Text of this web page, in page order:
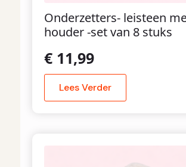
Onderzetters- leisteen
houder -set van 8 stuks
€ 11,99
Lees Verder